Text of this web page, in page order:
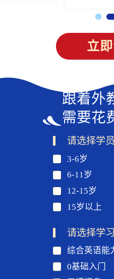
立
跟着外
需要花
请选择学
3-6岁
6-11岁
12-15岁
15岁以上
请选择学
综合英语能
0基础入门